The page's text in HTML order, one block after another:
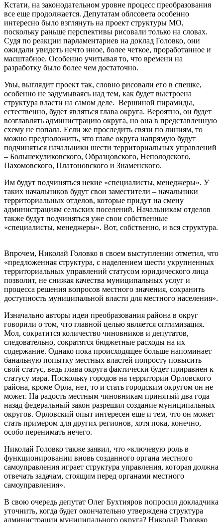
Кстати, на законодательном уровне процесс преобразования
все еще продолжается. Депутатам облсовета особенно
интересно было взглянуть на проект структуры МО,
поскольку раньше перспективы рисовали только на словах.
Судя по реакции парламентариев на доклад Головко, они
ожидали увидеть нечто иное, более четкое, проработанное и
масштабное. Особенно учитывая то, что времени на
разработку было более чем достаточно.
Увы, выглядит проект так, словно рисовали его в спешке,
особенно не задумываясь над тем, как будет выстроена
структура власти на самом деле. Вершиной пирамиды,
естественно, будет являться глава округа. Вероятно, он будет
возглавлять администрацию округа, но она в представленную
схему не попала. Если же проследить связи по линиям, то
можно предположить, что главе округа напрямую будут
подчиняться начальники шести территориальных управлений
– Большекуликовского, Образцовского, Неполодского,
Пахомовского, Платоновского и Знаменского.
Им будут подчиняться некие «специалисты, менеджеры». У
таких начальников будут свои заместители – начальники
территориальных отделов, которые придут на смену
администрациям сельских поселений. Начальникам отделов
также будут подчиняться уже свои собственные
«специалисты, менеджеры». Вот, собственно, и вся структура.
Впрочем, Николай Головко в своем выступлении отметил, что
«предложенная структура, с наделением шести укрупненных
территориальных управлений статусом юридического лица
позволит, не снижая качества муниципальных услуг и
процесса решения вопросов местного значения, сохранить
доступность муниципальной власти для местного населения».
Изначально авторы идеи преобразования района в округ
говорили о том, что главной целью является оптимизация.
Мол, сократится количество чиновников и депутатов,
следовательно, сократятся бюджетные расходы на их
содержание. Однако пока происходящее больше напоминает
банальную попытку местных властей попросту повысить
свой статус, ведь глава округа фактически будет приравнен к
статусу мэра. Поскольку городов на территории Орловского
района, кроме Орла, нет, то и стать городским округом он не
может. На радость местным чиновникам принятый два года
назад федеральный закон разрешил создание муниципальных
округов. Орловский опыт интересен еще и тем, что он может
стать примером для других регионов, хотя пока, конечно,
особо перенимать нечего.
Николай Головко также заявил, что «ключевую роль в
функционировании вновь созданного органа местного
самоуправления играет структура управления, которая должна
отвечать задачам, стоящим перед органами местного
самоуправления».
В свою очередь депутат Олег Бухтияров попросил докладчика
уточнить, когда будет окончательно утверждена структура
администрации муниципального округа? Николай Головко